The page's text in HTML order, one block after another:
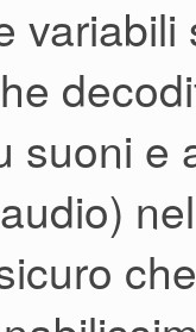
i
il
Ciò
suoni e